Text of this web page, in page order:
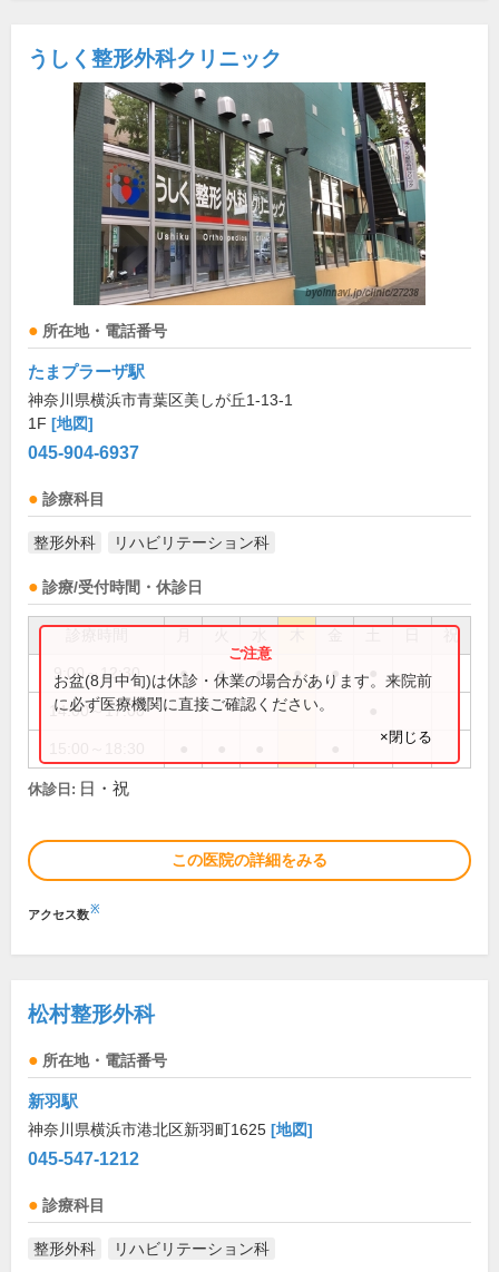
うしく整形外科クリニック
所在地・電話番号
たまプラーザ駅
神奈川県横浜市青葉区美しが丘1-13-1
1F [地図]
045-904-6937
診療科目
整形外科 リハビリテーション科
診療/受付時間・休診日
祝
9:00～12:30 ● ● ● ● ●
14:00～17:00
お盆(8月中旬)は休診・休業の場合があります。来院前
に必ず医療機関に直接ご確認ください。
×閉じる
休診日: 日・祝
この医院の詳細をみる
アクセス数※
松村整形外科
所在地・電話番号
新羽駅
神奈川県横浜市港北区新羽町1625 [地図]
045-547-1212
診療科目
整形外科 リハビリテーション科